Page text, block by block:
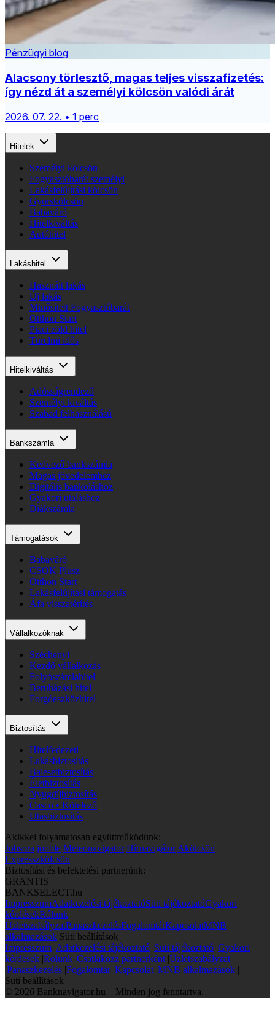
Pénzügyi blog
Alacsony törlesztő, magas teljes visszafizetés:
így nézd át a személyi kölcsön valódi árát
2026. 07. 22. • 1 perc
Hitelek
Személyi kölcsön
Fogyasztóbarát személyi
Lakásfelújítási kölcsön
Gyorskölcsön
Babaváró
Hitelkiváltás
Autóhitel
Lakáshitel
Használt lakás
Új lakás
Minősített Fogyasztóbarát
Otthon Start
Piaci zöld hitel
Türelmi idős
Hitelkiváltás
Adósságrendező
Személyi kiváltás
Szabad felhasználású
Bankszámla
Kedvező bankszámla
Magas jövedelemhez
Digitális bankoláshoz
Gyakori utaláshoz
Diákszámla
Támogatások
Babaváró
CSOK Plusz
Otthon Start
Lakásfelújítási támogatás
Áfa visszatérítés
Vállalkozóknak
Széchenyi
Kezdő vállalkozás
Folyószámlahitel
Beruházási hitel
Forgóeszközhitel
Biztosítás
Hitelfedezeti
Lakásbiztosítás
Balesetbiztosítás
Életbiztosítás
Nyugdíjbiztosítás
Casco • Kötelező
Utasbiztosítás
Akikkel folyamatosan együttműködünk:
Jobsora jooble Meteonavigator Hírnavigátor Akölcsön
Expresszkölcsön
Biztosítási és befektetési partnerünk:
GRANTIS
BANKSELECT.hu
ImpresszumAdatkezelési tájékoztatóSüti tájékoztatóGyakori
kérdésekRólunk
ÜzletszabályzatPanaszkezelésFogalomtárKapcsolatMNB
alkalmazások Süti beállítások
Impresszum |Adatkezelési tájékoztató |Süti tájékoztató |Gyakori
kérdések |Rólunk |Csatlakozz partnerként |Üzletszabályzat
|Panaszkezelés |Fogalomtár |Kapcsolat |MNB alkalmazások |
Süti beállítások
© 2026 Banknavigator.hu – Minden jog fenntartva.